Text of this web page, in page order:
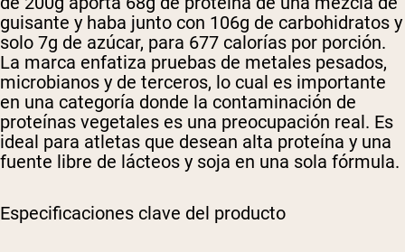
guisante y haba junto con 106g de carbohidratos y
solo 7g de azúcar, para 677 calorías por porción.
La marca enfatiza pruebas de metales pesados,
microbianos y de terceros, lo cual es importante
en una categoría donde la contaminación de
proteínas vegetales es una preocupación real. Es
ideal para atletas que desean alta proteína y una
fuente libre de lácteos y soja en una sola fórmula.
Especificaciones clave del producto